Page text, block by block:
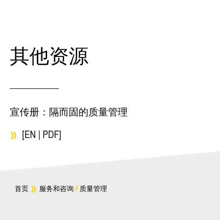
其他资源
宣传册：隔而固的质量管理
[EN | PDF]
首页 服务和咨询 // 质量管理